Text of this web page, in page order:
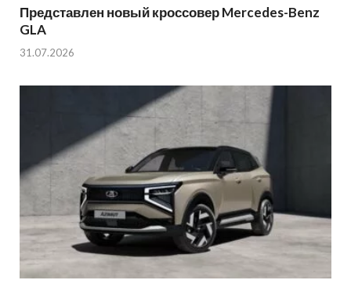
Представлен новый кроссовер Mercedes-Benz
GLA
31.07.2026